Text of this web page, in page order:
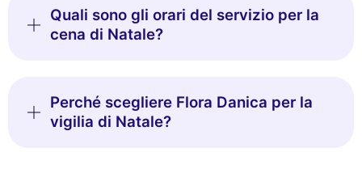
Quali sono gli orari del servizio per la
cena di Natale?
Perché scegliere Flora Danica per la
vigilia di Natale?